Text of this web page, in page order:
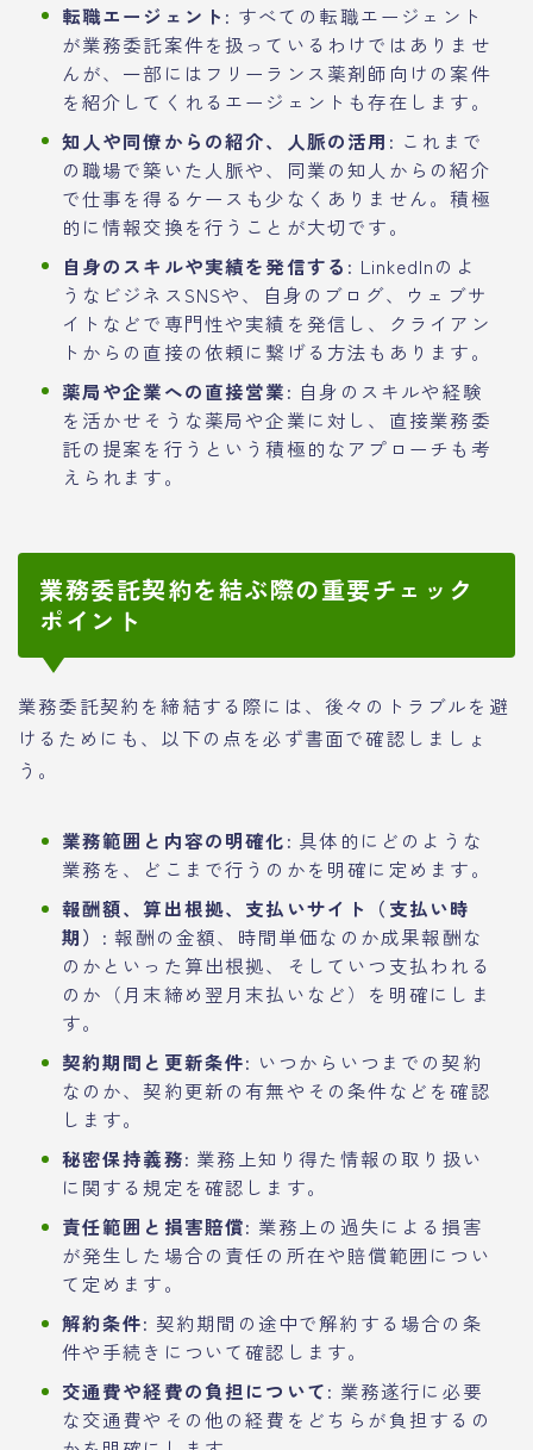
転職エージェント: すべての転職エージェント
が業務委託案件を扱っているわけではありませ
んが、一部にはフリーランス薬剤師向けの案件
を紹介してくれるエージェントも存在します。
知人や同僚からの紹介、人脈の活用: これまで
の職場で築いた人脈や、同業の知人からの紹介
で仕事を得るケースも少なくありません。積極
的に情報交換を行うことが大切です。
自身のスキルや実績を発信する: LinkedInのよ
うなビジネスSNSや、自身のブログ、ウェブサ
イトなどで専門性や実績を発信し、クライアン
トからの直接の依頼に繋げる方法もあります。
薬局や企業への直接営業: 自身のスキルや経験
を活かせそうな薬局や企業に対し、直接業務委
託の提案を行うという積極的なアプローチも考
えられます。
業務委託契約を結ぶ際の重要チェック
ポイント
業務委託契約を締結する際には、後々のトラブルを避
けるためにも、以下の点を必ず書面で確認しましょ
う。
業務範囲と内容の明確化: 具体的にどのような
業務を、どこまで行うのかを明確に定めます。
報酬額、算出根拠、支払いサイト（支払い時
期）: 報酬の金額、時間単価なのか成果報酬な
のかといった算出根拠、そしていつ支払われる
のか（月末締め翌月末払いなど）を明確にしま
す。
契約期間と更新条件: いつからいつまでの契約
なのか、契約更新の有無やその条件などを確認
します。
秘密保持義務: 業務上知り得た情報の取り扱い
に関する規定を確認します。
責任範囲と損害賠償: 業務上の過失による損害
が発生した場合の責任の所在や賠償範囲につい
て定めます。
解約条件: 契約期間の途中で解約する場合の条
件や手続きについて確認します。
交通費や経費の負担について: 業務遂行に必要
な交通費やその他の経費をどちらが負担するの